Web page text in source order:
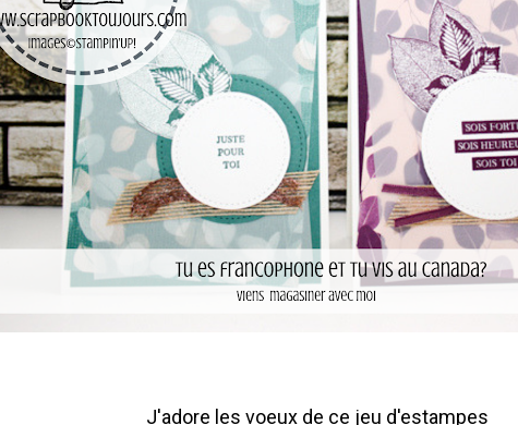
J'adore les voeux de ce jeu d'estampes